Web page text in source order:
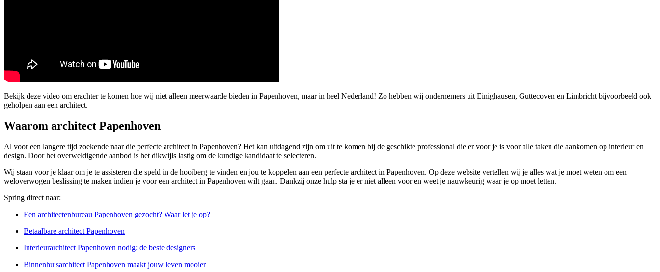
Bekijk deze video om erachter te komen hoe wij niet alleen meerwaarde bieden in Papenhoven, maar in heel Nederland! Zo hebben wij ondernemers uit Einighausen, Guttecoven en Limbricht bijvoorbeeld ook
geholpen aan een architect.
Waarom architect Papenhoven
Al voor een langere tijd zoekende naar die perfecte architect in Papenhoven? Het kan uitdagend zijn om uit te komen bij de geschikte professional die er voor je is voor alle taken die aankomen op interieur en
design. Door het overweldigende aanbod is het dikwijls lastig om de kundige kandidaat te selecteren.
Wij staan voor je klaar om je te assisteren die speld in de hooiberg te vinden en jou te koppelen aan een perfecte architect in Papenhoven. Op deze website vertellen wij je alles wat je moet weten om een
weloverwogen beslissing te maken indien je voor een architect in Papenhoven wilt gaan. Dankzij onze hulp sta je er niet alleen voor en weet je nauwkeurig waar je op moet letten.
Spring direct naar:
Een architectenbureau Papenhoven gezocht? Waar let je op?
Betaalbare architect Papenhoven
Interieurarchitect Papenhoven nodig: de beste designers
Binnenhuisarchitect Papenhoven maakt jouw leven mooier